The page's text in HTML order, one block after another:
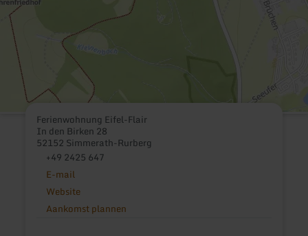
Ferienwohnung Eifel-Flair
In den Birken 28
52152 Simmerath-Rurberg
+49 2425 647
E-mail
Website
Aankomst plannen